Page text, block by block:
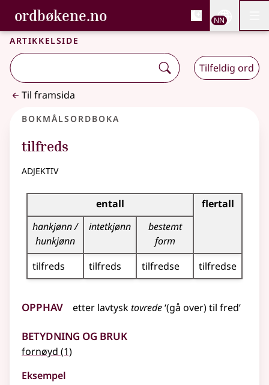
Gå til hovudinnhald
Tilgjenge
ordbøkene.no, Bokmålsordboka og
Bokmålsordboka og Nynorskordboka
NN
Artikkelside
Tilfeldig ord
Til framsida
Bokmålsordboka
tilfreds
adjektiv
Bøyingstabell for dette adjektivet
entall
flertall
hankjønn /
hunkjønn
intetkjønn
bestemt
form
tilfreds
tilfreds tilfredse tilfredse
Opphav etter lavtysktovrede‘(gå over) til fred’
Betydning og bruk
fornøyd (1)
Eksempel